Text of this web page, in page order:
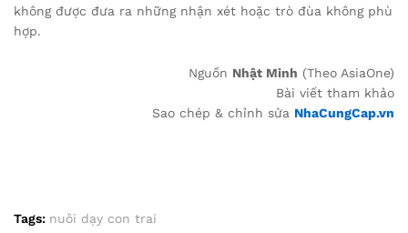
không được đưa ra những nhận xét hoặc trò đùa không phù
hợp.
Nguồn Nhật Minh (Theo AsiaOne)
Bài viết tham khảo
Sao chép & chỉnh sửa NhaCungCap.vn
Tags: nuôi dạy con trai